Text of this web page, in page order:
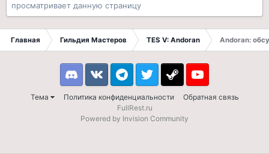
просматривает данную страницу
Главная Гильдия Мастеров TES V: Andoran Andoran:
Тема Политика конфиденциальности Обратная связь
DiscordVK TelegramTwitter Steam Youtube
FullRest.ru
Powered by Invision Community